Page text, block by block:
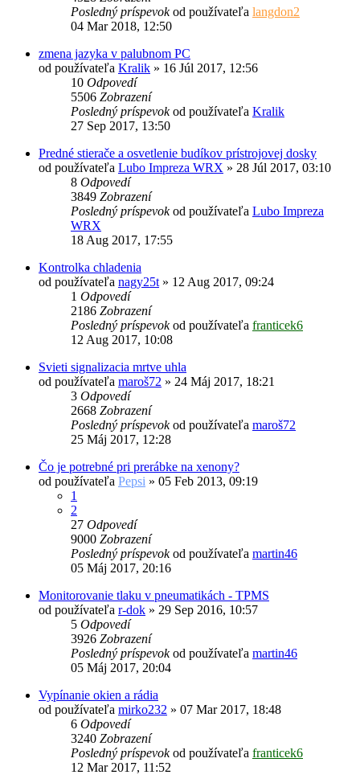
Posledný príspevokod používateľa langdon2
04 Mar 2018, 12:50
zmena jazyka v palubnom PC
od používateľa Kralik » 16 Júl 2017, 12:56
10 Odpovedí
5506 Zobrazení
Posledný príspevokod používateľa Kralik
27 Sep 2017, 13:50
Predné stierače a osvetlenie budíkov prístrojovej dosky
od používateľa Lubo Impreza WRX » 28 Júl 2017, 03:10
8 Odpovedí
3849 Zobrazení
Posledný príspevokod používateľa Lubo Impreza
WRX
18 Aug 2017, 17:55
Kontrolka chladenia
od používateľa nagy25t » 12 Aug 2017, 09:24
1 Odpovedí
2186 Zobrazení
Posledný príspevokod používateľa franticek6
12 Aug 2017, 10:08
Svieti signalizacia mrtve uhla
od používateľa maroš72 » 24 Máj 2017, 18:21
3 Odpovedí
2668 Zobrazení
Posledný príspevokod používateľa maroš72
25 Máj 2017, 12:28
Čo je potrebné pri prerábke na xenony?
od používateľa Pepsi » 05 Feb 2013, 09:19
1
2
27 Odpovedí
9000 Zobrazení
Posledný príspevokod používateľa martin46
05 Máj 2017, 20:16
Monitorovanie tlaku v pneumatikách - TPMS
od používateľa r-dok » 29 Sep 2016, 10:57
5 Odpovedí
3926 Zobrazení
Posledný príspevokod používateľa martin46
05 Máj 2017, 20:04
Vypínanie okien a rádia
od používateľa mirko232 » 07 Mar 2017, 18:48
6 Odpovedí
3240 Zobrazení
Posledný príspevokod používateľa franticek6
12 Mar 2017, 11:52